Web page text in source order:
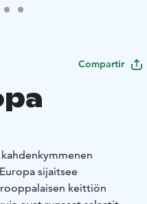
Compartir
sijaitsee
keittiön